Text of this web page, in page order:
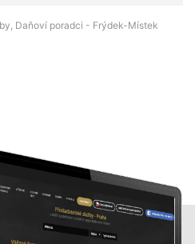
Daňoví poradci - Frýdek-Místek